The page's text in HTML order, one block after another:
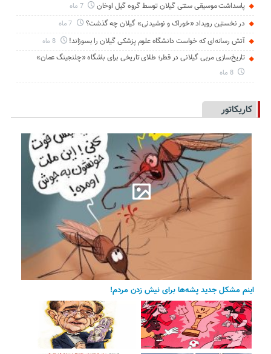
پاسداشت موسیقی سنتی گیلان توسط گروه گیل اوخان 7 ماه
در نخستین رویداد «خوراک و نوشیدنی» گیلان چه گذشت؟
آتش رسانه‌ای که خواست دانشگاه علوم پزشکی گیلان را بسوزاند! 8 ماه
تاریخ‌سازی مربی گیلانی در قطر؛ طلای تاریخی برای باشگاه «چلنجینگ عمان»
8 ماه
کاریکاتور
اینم مشکل جدید پشه‌ها برای نیش زدن مردم!